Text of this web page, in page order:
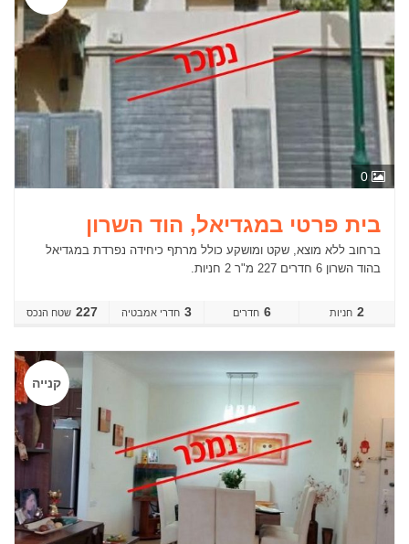
0
בית פרטי במגדיאל, הוד השרון
ברחוב ללא מוצא, שקט ומושקע כולל מרתף כיחידה נפרדת במגדיאל
בהוד השרון 6 חדרים 227 מ"ר 2 חניות.
227 שטח הנכס 3 6 חדרים 2
קנייה